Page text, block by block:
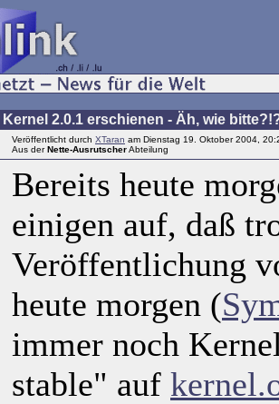
Kernel 2.0.1 erschienen - Äh, wie
Veröffentlicht durch XTaran am Dienstag 19. Oktober 2004,
Aus derNette-AusrutscherAbteilung
Bereits heute
einigen auf, daß
Veröffentlichung
heute morgen (
immer noch
stable" auf